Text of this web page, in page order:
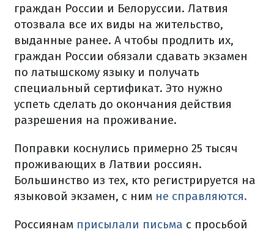
граждан России и Белоруссии. Латвия
отозвала все их виды на жительство,
выданные ранее. А чтобы продлить их,
граждан России обязали сдавать экзамен
по латышскому языку и получать
специальный сертификат. Это нужно
успеть сделать до окончания действия
разрешения на проживание.
Поправки коснулись примерно 25 тысяч
проживающих в Латвии россиян.
Большинство из тех, кто регистрируется на
языковой экзамен, с ним не справляются.
Россиянам присылали письма с просьбой